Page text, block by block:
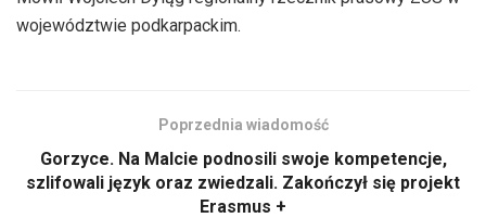
województwie podkarpackim.
Poprzednia wiadomość
Gorzyce. Na Malcie podnosili swoje kompetencje,
szlifowali język oraz zwiedzali. Zakończył się projekt
Erasmus +